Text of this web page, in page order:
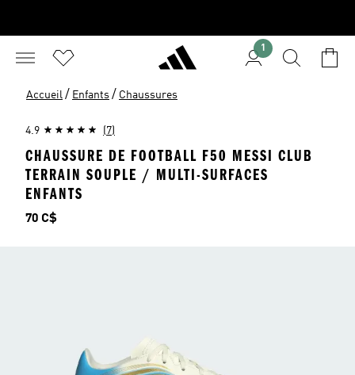
1
Accueil / Enfants / Chaussures
4.9 (7)
CHAUSSURE DE FOOTBALL F50 MESSI CLUB
TERRAIN SOUPLE / MULTI-SURFACES
ENFANTS
Prix
70 C$